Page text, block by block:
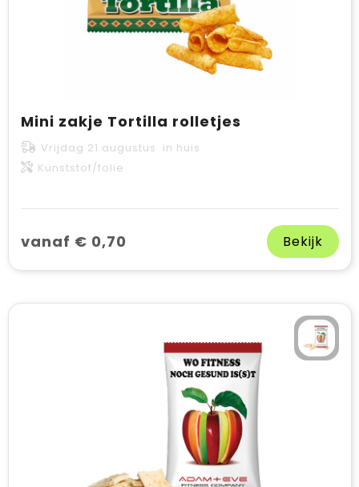
Mini zakje Tortilla rolletjes
Vrijdag 21 augustus in huis
Kunststof/folie
vanaf € 0,70 Bekijk